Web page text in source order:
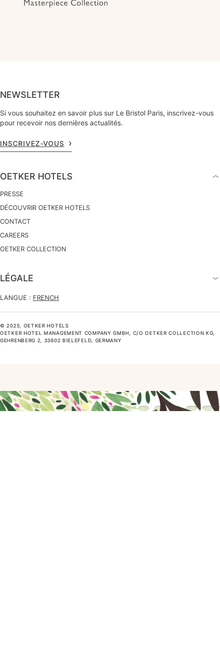
NEWSLETTER
Si vous souhaitez en savoir plus sur Le Bristol Paris, inscrivez-vous
pour recevoir nos dernières actualités.
INSCRIVEZ-VOUS
OETKER HOTELS
PRESSE
DÉCOUVRIR OETKER HOTELS
CONTACT
CAREERS
OETKER COLLECTION
LÉGALE
LANGUE : FRENCH
© 2025, OETKER HOTELS
OETKER HOTEL MANAGEMENT COMPANY GMBH, C/O OETKER COLLECTION KG,
GEHRENBERG 2, 33602 BIELEFELD, GERMANY